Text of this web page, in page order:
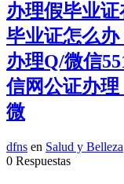
办理假毕业
毕业证怎么
办理Q/微信
信网公证办
微
dfns en Salud y Belleza
0 Respuestas